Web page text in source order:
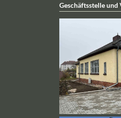
Geschäftsstelle und